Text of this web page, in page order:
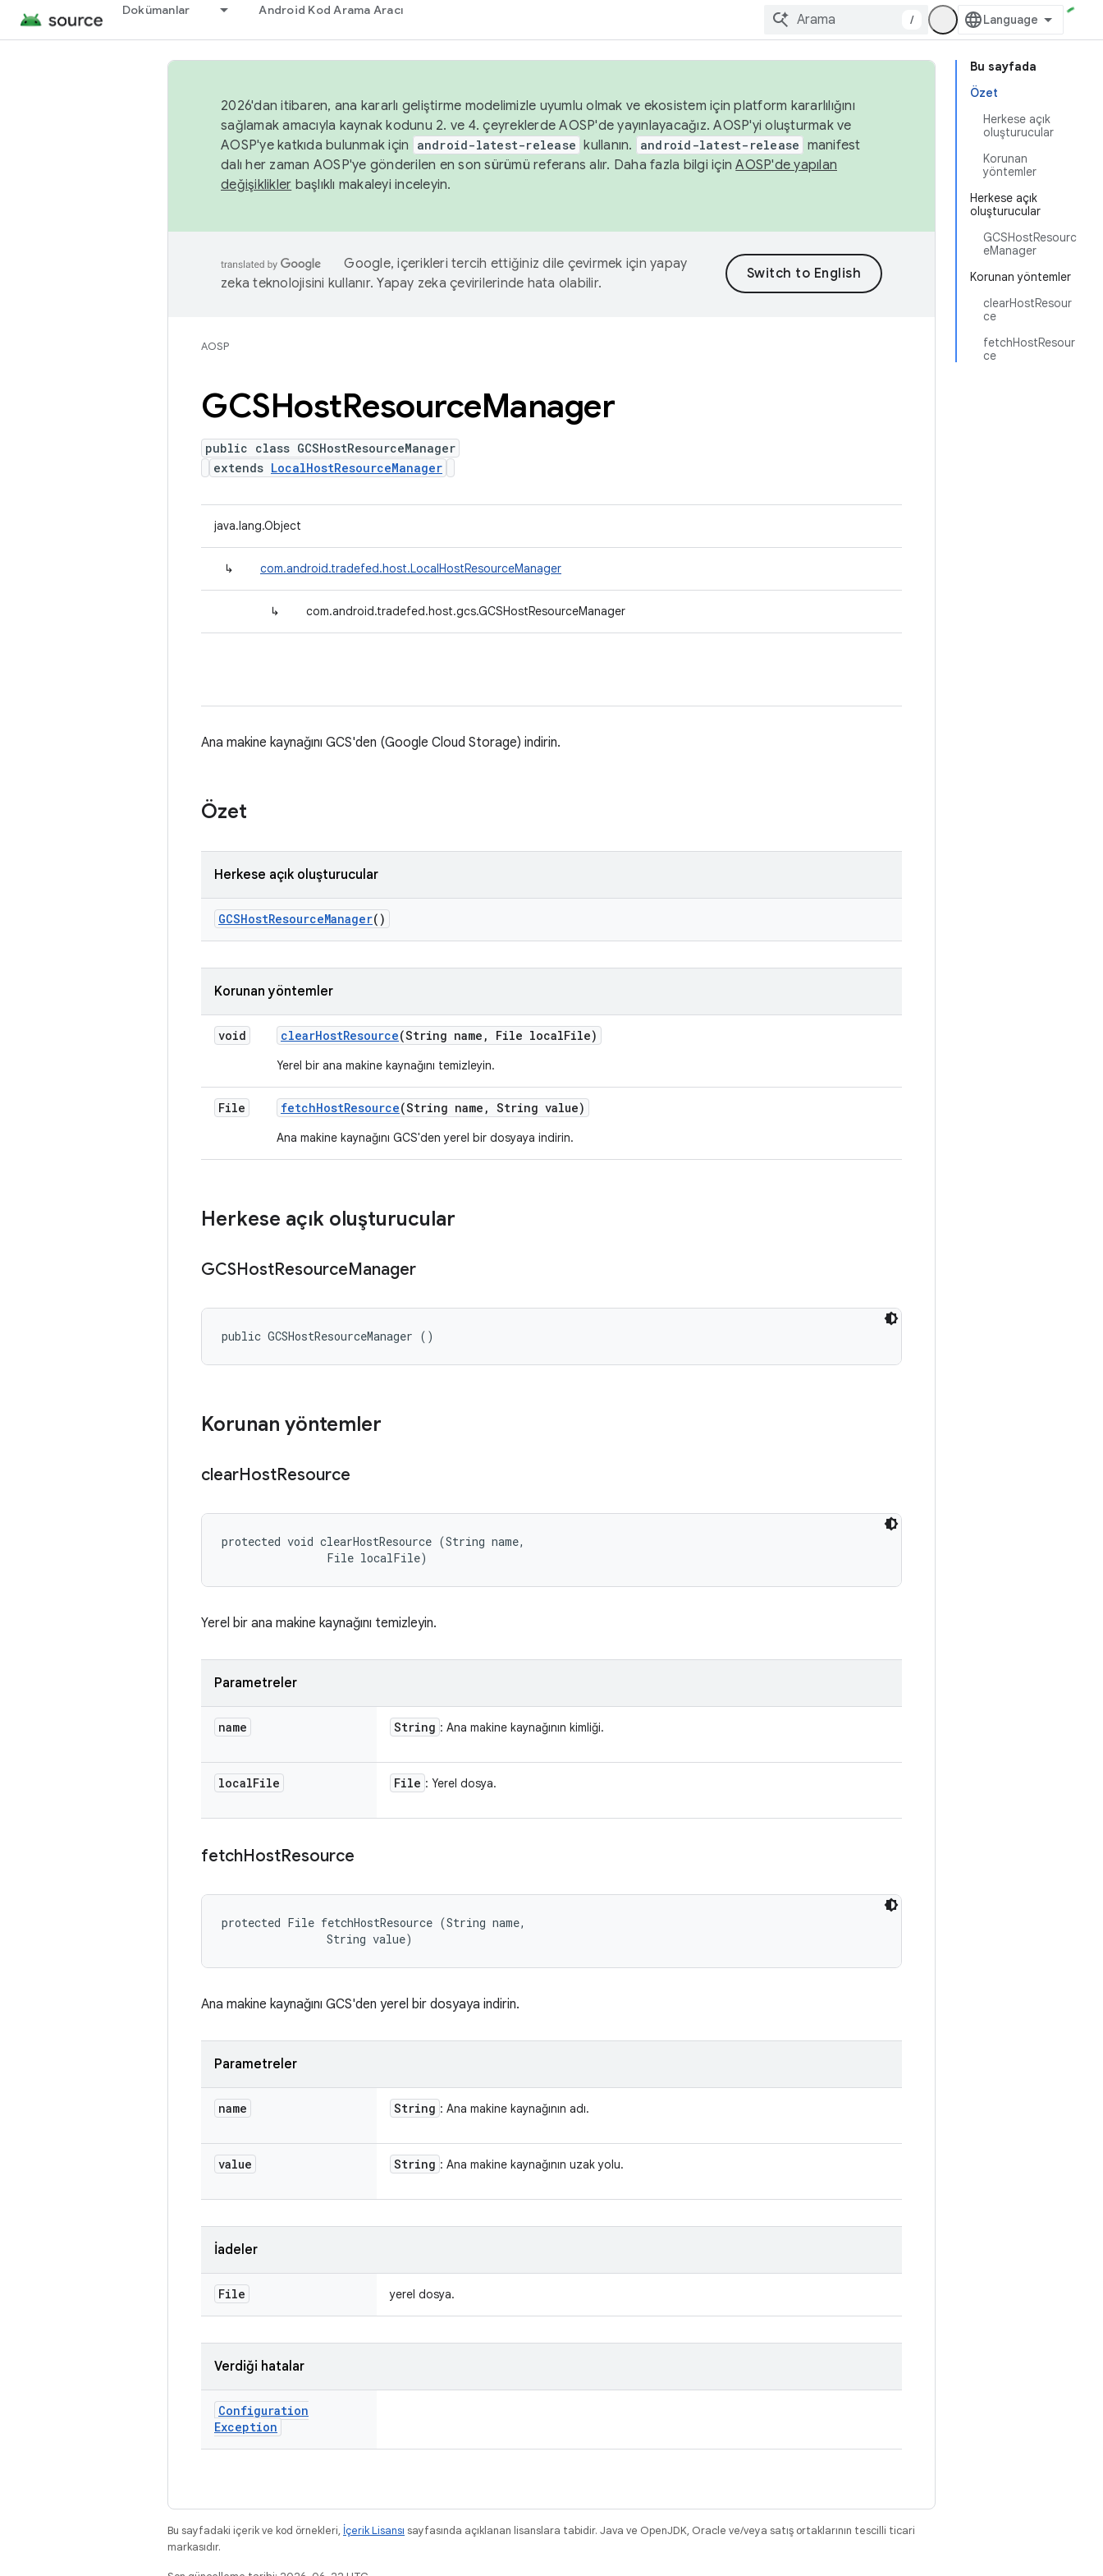
Dokümanlar Android Kod Arama Aracı
/
Bu sayfada
Özet
Herkese açık
oluşturucular
Korunan
yöntemler
Herkese açık
oluşturucular
GCSHostResourc
eManager
Korunan yöntemler
clearHostResour
ce
fetchHostResour
ce
2026'dan itibaren, ana kararlı geliştirme modelimizle uyumlu olmak ve ekosistem için platform kararlılığını
sağlamak amacıyla kaynak kodunu 2. ve 4. çeyreklerde AOSP'de yayınlayacağız. AOSP'yi oluşturmak ve
AOSP'ye katkıda bulunmak için
android-latest-release kullanın. android-latest-release manifest
dalı her zaman AOSP'ye gönderilen en son sürümü referans alır. Daha fazla bilgi içinAOSP'de yapılan
değişiklikler başlıklı makaleyi inceleyin.
Google, içerikleri tercih ettiğiniz dile çevirmek için yapay
zeka teknolojisini kullanır. Yapay zeka çevirilerinde hata olabilir.
AOSP
GCSHostResourceManager
public class GCSHostResourceManager
extends LocalHostResourceManager
java.lang.Object
↳ com.android.tradefed.host.LocalHostResourceManager
↳ com.android.tradefed.host.gcs.GCSHostResourceManager
Ana makine kaynağını GCS'den (Google Cloud Storage) indirin.
Özet
Herkese açık oluşturucular
GCSHostResourceManager()
Korunan yöntemler
void clearHostResource(String name , File localFile)
Yerel bir ana makine kaynağını temizleyin.
File fetchHostResource(String name , String value)
Ana makine kaynağını GCS'den yerel bir dosyaya indirin.
Herkese açık oluşturucular
GCSHostResourceManager
public GCSHostResourceManager ()
Korunan yöntemler
clearHostResource
protected void clearHostResource (String name,
                File localFile)
Yerel bir ana makine kaynağını temizleyin.
Parametreler
name String : Ana makine kaynağının kimliği.
localFile File : Yerel dosya.
fetchHostResource
protected File fetchHostResource (String name,
                String value)
Ana makine kaynağını GCS'den yerel bir dosyaya indirin.
Parametreler
name String : Ana makine kaynağının adı.
value String : Ana makine kaynağının uzak yolu.
İadeler
File yerel dosya.
Verdiği hatalar
Configuration
Exception
Bu sayfadaki içerik ve kod örnekleri, İçerik Lisansı sayfasında açıklanan lisanslara tabidir. Java ve OpenJDK, Oracle ve/veya satış ortaklarının tescilli ticari
markasıdır.